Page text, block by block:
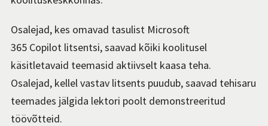
Osalejad, kes omavad tasulist Microsoft
365 Copilot litsentsi, saavad kõiki koolitusel
käsitletavaid teemasid aktiivselt kaasa teha.
Osalejad, kellel vastav litsents puudub, saavad tehisaru
teemades jälgida lektori poolt demonstreeritud
töövõtteid.